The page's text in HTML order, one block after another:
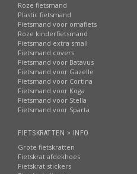
Roze fietsmand
Plastic fietsmand
Fietsmand voor omafiets
Roze kinderfietsmand
Fietsmand extra small
Fietsmand covers
Fietsmand voor Batavus
Fietsmand voor Gazelle
Fietsmand voor Cortina
Fietsmand voor Koga
Fietsmand voor Stella
Fietsmand voor Sparta
FIETSKRATTEN > INFO
Grote fietskratten
Fietskrat afdekhoes
Fietskrat stickers